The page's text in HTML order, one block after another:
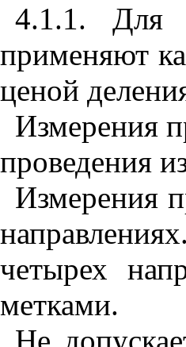
4.1.1. Для
применяют
ценой
Измерения
проведения
Измерения
четырех
метками.